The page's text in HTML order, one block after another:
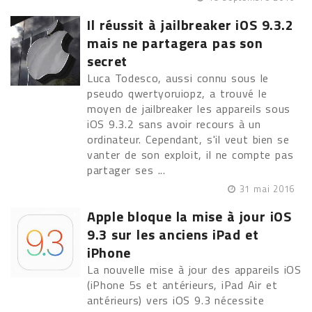
Il réussit à jailbreaker iOS 9.3.2
mais ne partagera pas son
secret
Luca Todesco, aussi connu sous le
pseudo qwertyoruiopz, a trouvé le
moyen de jailbreaker les appareils sous
iOS 9.3.2 sans avoir recours à un
ordinateur. Cependant, s'il veut bien se
vanter de son exploit, il ne compte pas
partager ses ...
31 mai 2016
Apple bloque la mise à jour iOS
9.3 sur les anciens iPad et
iPhone
La nouvelle mise à jour des appareils iOS
(iPhone 5s et antérieurs, iPad Air et
antérieurs) vers iOS 9.3 nécessite